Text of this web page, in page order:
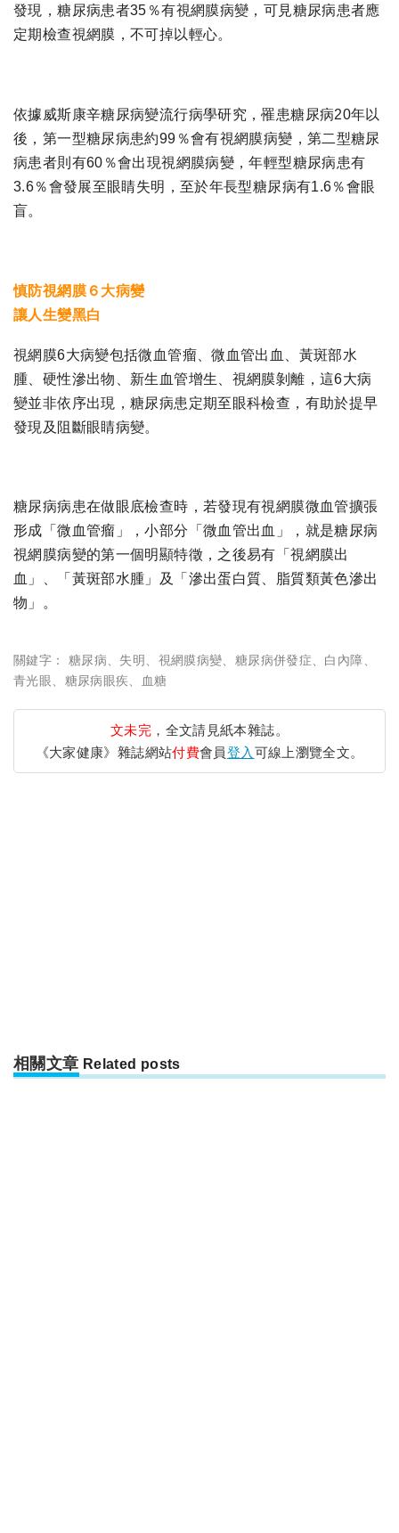
發現，糖尿病患者35％有視網膜病變，可見糖尿病患者應
定期檢查視網膜，不可掉以輕心。
依據威斯康辛糖尿病變流行病學研究，罹患糖尿病20年以
後，第一型糖尿病患約99％會有視網膜病變，第二型糖尿
病患者則有60％會出現視網膜病變，年輕型糖尿病患有
3.6％會發展至眼睛失明，至於年長型糖尿病有1.6％會眼
盲。
慎防視網膜６大病變
讓人生變黑白
視網膜6大病變包括微血管瘤、微血管出血、黃斑部水
腫、硬性滲出物、新生血管增生、視網膜剝離，這6大病
變並非依序出現，糖尿病患定期至眼科檢查，有助於提早
發現及阻斷眼睛病變。
糖尿病病患在做眼底檢查時，若發現有視網膜微血管擴張
形成「微血管瘤」，小部分「微血管出血」，就是糖尿病
視網膜病變的第一個明顯特徵，之後易有「視網膜出
血」、「黃斑部水腫」及「滲出蛋白質、脂質類黃色滲出
物」。
關鍵字： 糖尿病、 失明 、 視網膜病變、 糖尿病併發症、 白內障、
青光眼、 糖尿病眼疾、 血糖
文未完 ，全文請見紙本雜誌。
《大家健康》雜誌網站付費會員登入可線上瀏覽全文。
相關文章 Related posts